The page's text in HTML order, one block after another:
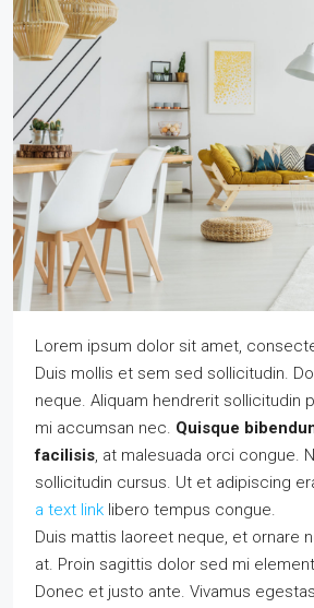
Lorem ipsum dolor sit amet,
Duis mollis et sem sed sollicitudin.
neque. Aliquam hendrerit sollicitudin
mi accumsan nec. Quisque
facilisis, at malesuada orci congue.
sollicitudin cursus. Ut et adipiscing
a text link libero tempus congue.
Duis mattis laoreet neque, et ornare
at. Proin sagittis dolor sed mi
Donec et justo ante. Vivamus